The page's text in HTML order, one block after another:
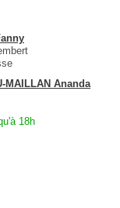
MAILLAN Ananda
18h